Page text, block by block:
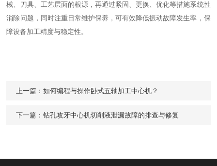
械、刀具、工艺层面的根源，再通过紧固、更换、优化等措施系统性
消除问题，同时注重日常维护保养，可有效降低振动故障发生率，保
障设备加工精度与稳定性。
上一篇：如何编程与操作卧式五轴加工中心机？
下一篇：钻孔攻牙中心机切削液泄漏故障的排查与修复